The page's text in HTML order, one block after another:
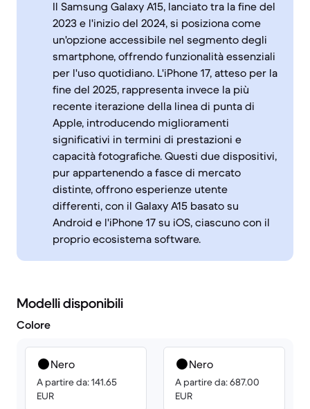
Il Samsung Galaxy A15, lanciato tra la fine del
2023 e l'inizio del 2024, si posiziona come
un'opzione accessibile nel segmento degli
smartphone, offrendo funzionalità essenziali
per l'uso quotidiano. L'iPhone 17, atteso per la
fine del 2025, rappresenta invece la più
recente iterazione della linea di punta di
Apple, introducendo miglioramenti
significativi in termini di prestazioni e
capacità fotografiche. Questi due dispositivi,
pur appartenendo a fasce di mercato
distinte, offrono esperienze utente
differenti, con il Galaxy A15 basato su
Android e l'iPhone 17 su iOS, ciascuno con il
proprio ecosistema software.
Modelli disponibili
Colore
Nero
A partire da: 141.65
EUR
Nero
A partire da: 687.00
EUR